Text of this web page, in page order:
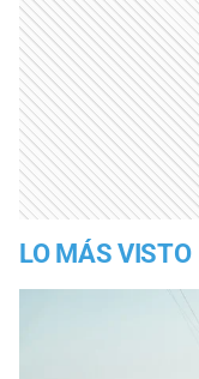
LO MÁS VISTO